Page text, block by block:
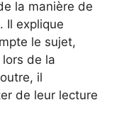
la manière de
Il explique
le sujet,
de la
il
de leur lecture